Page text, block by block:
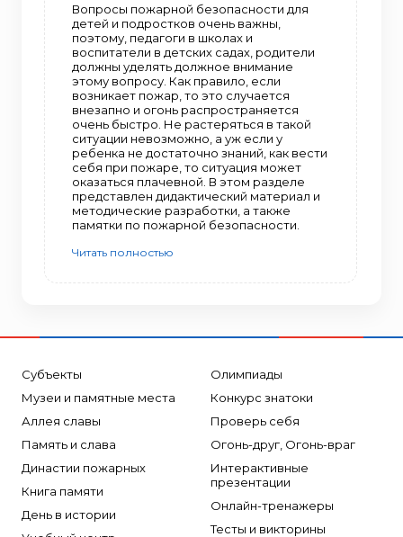
Вопросы пожарной безопасности для
детей и подростков очень важны,
поэтому, педагоги в школах и
воспитатели в детских садах, родители
должны уделять должное внимание
этому вопросу. Как правило, если
возникает пожар, то это случается
внезапно и огонь распространяется
очень быстро. Не растеряться в такой
ситуации невозможно, а уж если у
ребенка не достаточно знаний, как вести
себя при пожаре, то ситуация может
оказаться плачевной. В этом разделе
представлен дидактический материал и
методические разработки, а также
памятки по пожарной безопасности.
Читать полностью
Субъекты
Музеи и памятные места
Аллея славы
Память и слава
Династии пожарных
Книга памяти
День в истории
Олимпиады
Конкурс знатоки
Проверь себя
Огонь-друг, Огонь-враг
Интерактивные
презентации
Онлайн-тренажеры
Тесты и викторины